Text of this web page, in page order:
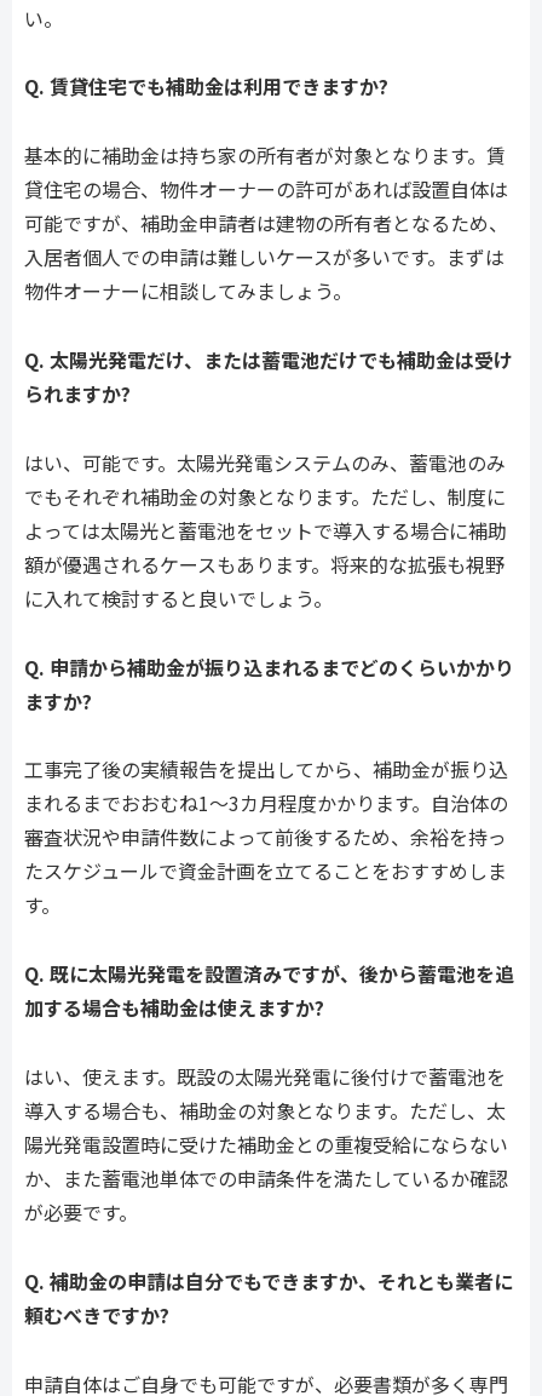
い。
Q. 賃貸住宅でも補助金は利用できますか?
基本的に補助金は持ち家の所有者が対象となります。賃
貸住宅の場合、物件オーナーの許可があれば設置自体は
可能ですが、補助金申請者は建物の所有者となるため、
入居者個人での申請は難しいケースが多いです。まずは
物件オーナーに相談してみましょう。
Q. 太陽光発電だけ、または蓄電池だけでも補助金は受け
られますか?
はい、可能です。太陽光発電システムのみ、蓄電池のみ
でもそれぞれ補助金の対象となります。ただし、制度に
よっては太陽光と蓄電池をセットで導入する場合に補助
額が優遇されるケースもあります。将来的な拡張も視野
に入れて検討すると良いでしょう。
Q. 申請から補助金が振り込まれるまでどのくらいかかり
ますか?
工事完了後の実績報告を提出してから、補助金が振り込
まれるまでおおむね1〜3カ月程度かかります。自治体の
審査状況や申請件数によって前後するため、余裕を持っ
たスケジュールで資金計画を立てることをおすすめしま
す。
Q. 既に太陽光発電を設置済みですが、後から蓄電池を追
加する場合も補助金は使えますか?
はい、使えます。既設の太陽光発電に後付けで蓄電池を
導入する場合も、補助金の対象となります。ただし、太
陽光発電設置時に受けた補助金との重複受給にならない
か、また蓄電池単体での申請条件を満たしているか確認
が必要です。
Q. 補助金の申請は自分でもできますか、それとも業者に
頼むべきですか?
申請自体はご自身でも可能ですが、必要書類が多く専門